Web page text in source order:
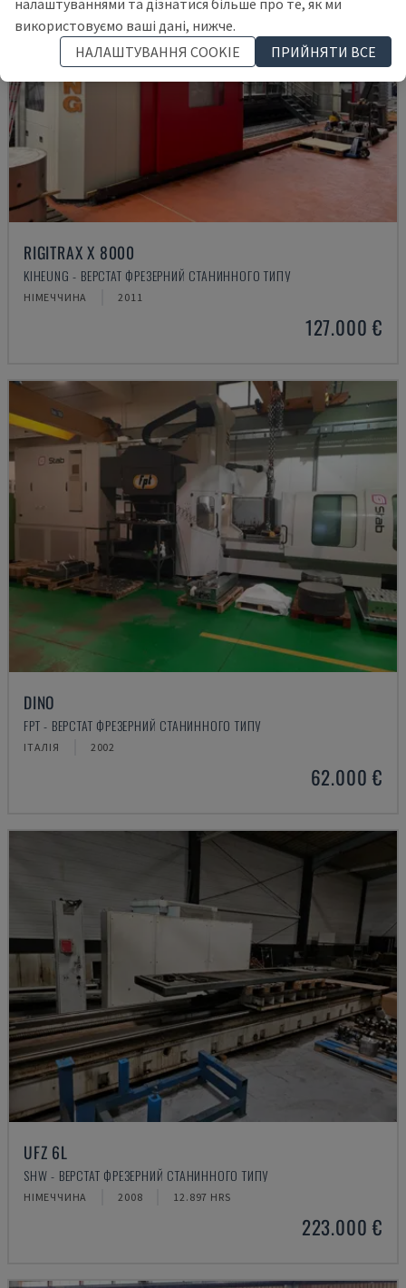
RIGITRAX X 8000
KIHEUNG - ВЕРСТАТ ФРЕЗЕРНИЙ СТАНИННОГО ТИПУ
НІМЕЧЧИНА 2011
127.000 €
DINO
FPT - ВЕРСТАТ ФРЕЗЕРНИЙ СТАНИННОГО ТИПУ
ІТАЛІЯ 2002
62.000 €
UFZ 6L
SHW - ВЕРСТАТ ФРЕЗЕРНИЙ СТАНИННОГО ТИПУ
НІМЕЧЧИНА 2008 12.897 HRS
223.000 €
використовуємо ваші дані, нижче.
НАЛАШТУВАННЯ COOKIE
ПРИЙНЯТИ ВСЕ